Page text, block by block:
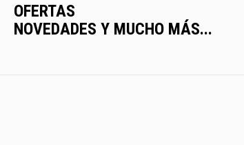
OFERTAS
NOVEDADES Y MUCHO MÁS...